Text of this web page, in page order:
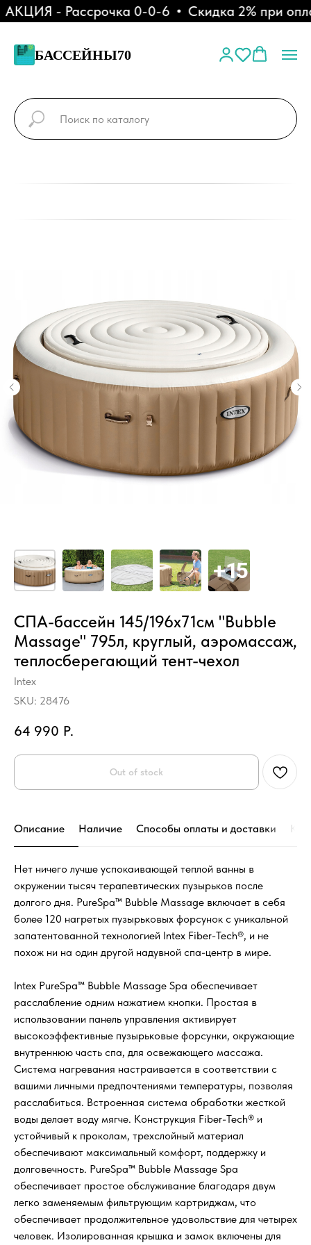
- Рассрочка 0-0-6 Скидка 2% при
БАССЕЙНЫ70
СПА-бассейн 145/196х71см "Bubble
Massage" 795л, круглый, аэромассаж,
теплосберегающий тент-чехол
Intex
SKU: 28476
64 990 Р.
Out of stock
Описание Наличие Способы оплаты и доставки
Нет ничего лучше успокаивающей теплой ванны в
окружении тысяч терапевтических пузырьков после
долгого дня. PureSpa™ Bubble Massage включает в себя
более 120 нагретых пузырьковых форсунок с уникальной
запатентованной технологией Intex Fiber-Tech®, и не
похож ни на один другой надувной спа-центр в мире.
Intex PureSpa™ Bubble Massage Spa обеспечивает
расслабление одним нажатием кнопки. Простая в
использовании панель управления активирует
высокоэффективные пузырьковые форсунки, окружающие
внутреннюю часть спа, для освежающего массажа.
Система нагревания настраивается в соответствии с
вашими личными предпочтениями температуры, позволяя
расслабиться. Встроенная система обработки жесткой
воды делает воду мягче. Конструкция Fiber-Tech® и
устойчивый к проколам, трехслойный материал
обеспечивают максимальный комфорт, поддержку и
долговечность. PureSpa™ Bubble Massage Spa
обеспечивает простое обслуживание благодаря двум
легко заменяемым фильтрующим картриджам, что
обеспечивает продолжительное удовольствие для четырех
человек. Изолированная крышка и замок включены для